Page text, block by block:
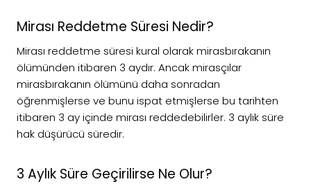
Mirası Reddetme Süresi Nedir?
Mirası reddetme süresi kural olarak mirasbırakanın
ölümünden itibaren 3 aydır. Ancak mirasçılar
mirasbırakanın ölümünü daha sonradan
öğrenmişlerse ve bunu ispat etmişlerse bu tarihten
itibaren 3 ay içinde mirası reddedebilirler. 3 aylık süre
hak düşürücü süredir.
3 Aylık Süre Geçirilirse Ne Olur?